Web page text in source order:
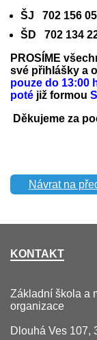
ŠJ 702 156
ŠD 702 134
PROSÍME
své přihlášky a
pouze do 13:00
poté již formou
Děkujeme za
Návrat na
KONTAKT
Základní škola a
organizace
Dlouhá Ves 107,